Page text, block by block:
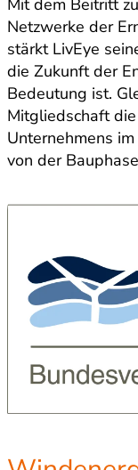
Netzwerke der
stärkt LivEye
die Zukunft der
Bedeutung ist.
Mitgliedschaft
Unternehmens
von der